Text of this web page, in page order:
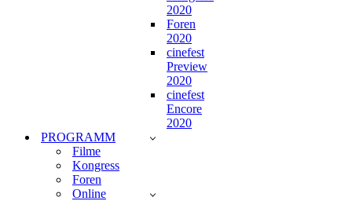
2020
Foren
2020
cinefest
Preview
2020
cinefest
Encore
2020
PROGRAMM
Filme
Kongress
Foren
Online